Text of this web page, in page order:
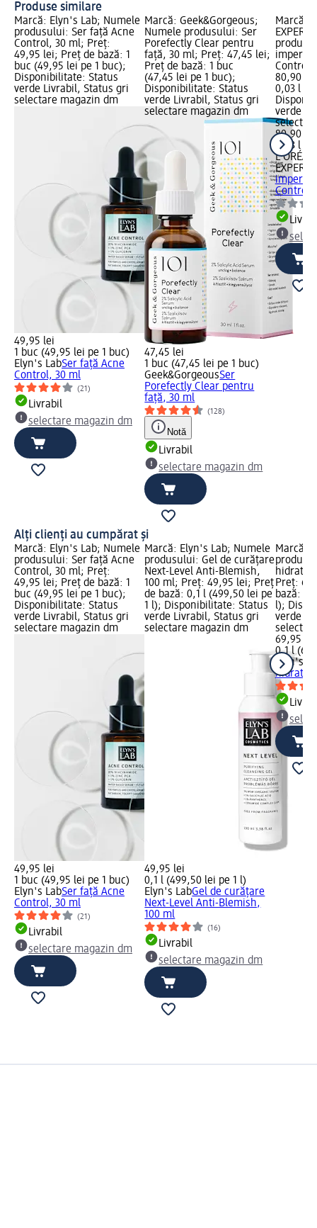
Produse similare
Marcă: Elyn's Lab; Numele
produsului: Ser față Acne
Control, 30 ml; Preț:
49,95 lei; Preț de bază: 1
buc (49,95 lei pe 1 buc);
Disponibilitate: Status
verde Livrabil, Status gri
selectare magazin dm
49,95 lei
1 buc (49,95 lei pe 1 buc)
Elyn's LabSer față Acne
Control, 30 ml
(21)
Livrabil
selectare magazin dm
Marcă: Geek&Gorgeous;
Numele produsului: Ser
Porefectly Clear pentru
față, 30 ml; Preț: 47,45 lei;
Preț de bază: 1 buc
(47,45 lei pe 1 buc);
Disponibilitate: Status
verde Livrabil, Status gri
selectare magazin dm
47,45 lei
1 buc (47,45 lei pe 1 buc)
Geek&GorgeousSer
Porefectly Clear pentru
față, 30 ml
(128)
Notă
Livrabil
selectare magazin dm
Marcă:
Control,
80,90
0,03 l
verde
80,90 lei
0,03 l
L'ORÉAL
EXPERT
Control,
Alți clienți au cumpărat și
Marcă: Elyn's Lab; Numele
produsului: Ser față Acne
Control, 30 ml; Preț:
49,95 lei; Preț de bază: 1
buc (49,95 lei pe 1 buc);
Disponibilitate: Status
verde Livrabil, Status gri
selectare magazin dm
49,95 lei
1 buc (49,95 lei pe 1 buc)
Elyn's LabSer față Acne
Control, 30 ml
(21)
Livrabil
selectare magazin dm
Marcă: Elyn's Lab; Numele
produsului: Gel de curățare
Next-Level Anti-Blemish,
100 ml; Preț: 49,95 lei; Preț
de bază: 0,1 l (499,50 lei pe
1 l); Disponibilitate: Status
verde Livrabil, Status gri
selectare magazin dm
49,95 lei
0,1 l (499,50 lei pe 1 l)
Elyn's LabGel de curățare
Next-Level Anti-Blemish,
100 ml
(16)
Livrabil
selectare magazin dm
Marcă:
Preț:
bază:
l);
verde
69,95 lei
0,1 l
Elyn's